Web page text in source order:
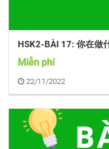
HSK2-BÀI 17: 你在做
Miễn phí
22/11/2022